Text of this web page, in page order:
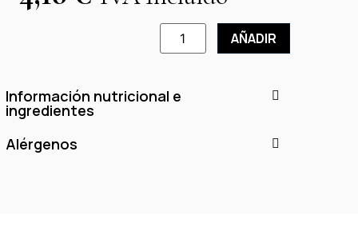
AÑADIR
Información nutricional e
ingredientes
Alérgenos